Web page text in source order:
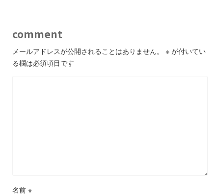
comment
メールアドレスが公開されることはありません。 ※ が付いてい
る欄は必須項目です
名前 ※